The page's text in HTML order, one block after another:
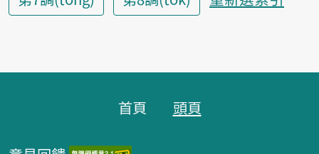
首頁 頭頁